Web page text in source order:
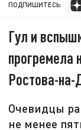
ПОДПИШИТЕСЬ:
Гул и
прогремела
Ростова-на-
Очевидцы
не менее